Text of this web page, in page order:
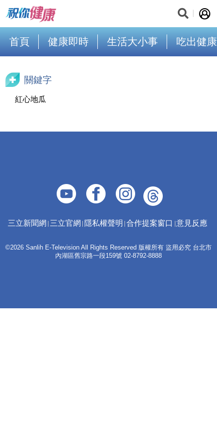
首頁 健康即時 生活大小事 吃出健康
關鍵字
紅心地瓜
三立新聞網 三立官網 隱私權聲明 合作提案窗口 意見反應
©2026 Sanlih E-Television All Rights Reserved 版權所有 盜用必究 台北市
內湖區舊宗路一段159號 02-8792-8888